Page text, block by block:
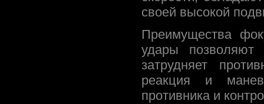
своей высокой
Преимущества
удары
затрудняет
реакция и
противника и